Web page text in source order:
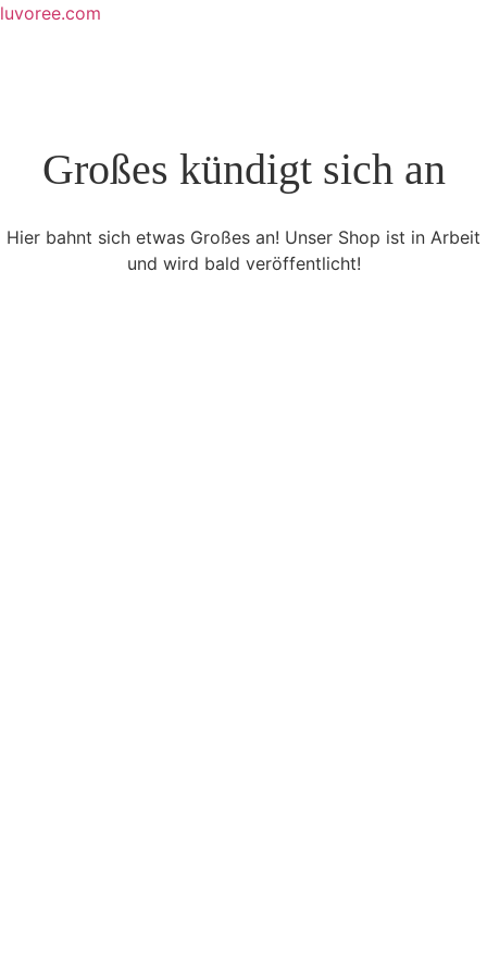
Skip
luvoree.com
Großes kündigt sich an
Hier bahnt sich etwas Großes an! Unser Shop ist in Arbeit
und wird bald veröffentlicht!